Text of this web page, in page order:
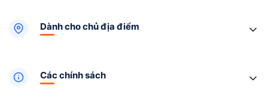
Dành cho chủ địa điểm
Các chính sách